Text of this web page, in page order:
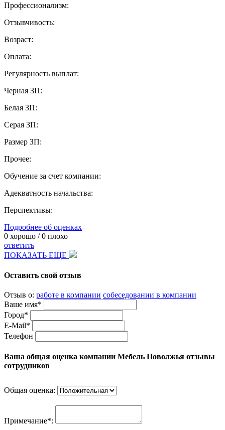
Профессионализм:
Отзывчивость:
Возраст:
Оплата:
Регулярность выплат:
Черная ЗП:
Белая ЗП:
Серая ЗП:
Размер ЗП:
Прочее:
Обучение за счет компании:
Адекватность начальства:
Перспективы:
Подробнее об оценках
0 хорошо /0 плохо
ответить
ПОКАЗАТЬ ЕЩЕ
Оставить свой отзыв
Отзыв о: работе в компании собеседовании в компании
Ваше имя*
Город*
E-Mail*
Телефон
Ваша общая оценка компании Мебель Поволжья отзывы
сотрудников
Общая оценка:
Примечание*: